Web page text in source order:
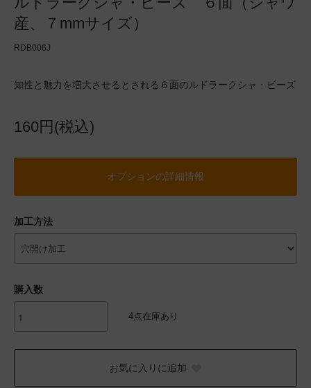
産、７mmサイズ）
RDB006J
知性と魅力を増大させるとされる６面のルドラークシャ・ビーズ
160円(税込)
オプションの詳細情報
加工方法
購入数
4点在庫あり
お気に入りに追加